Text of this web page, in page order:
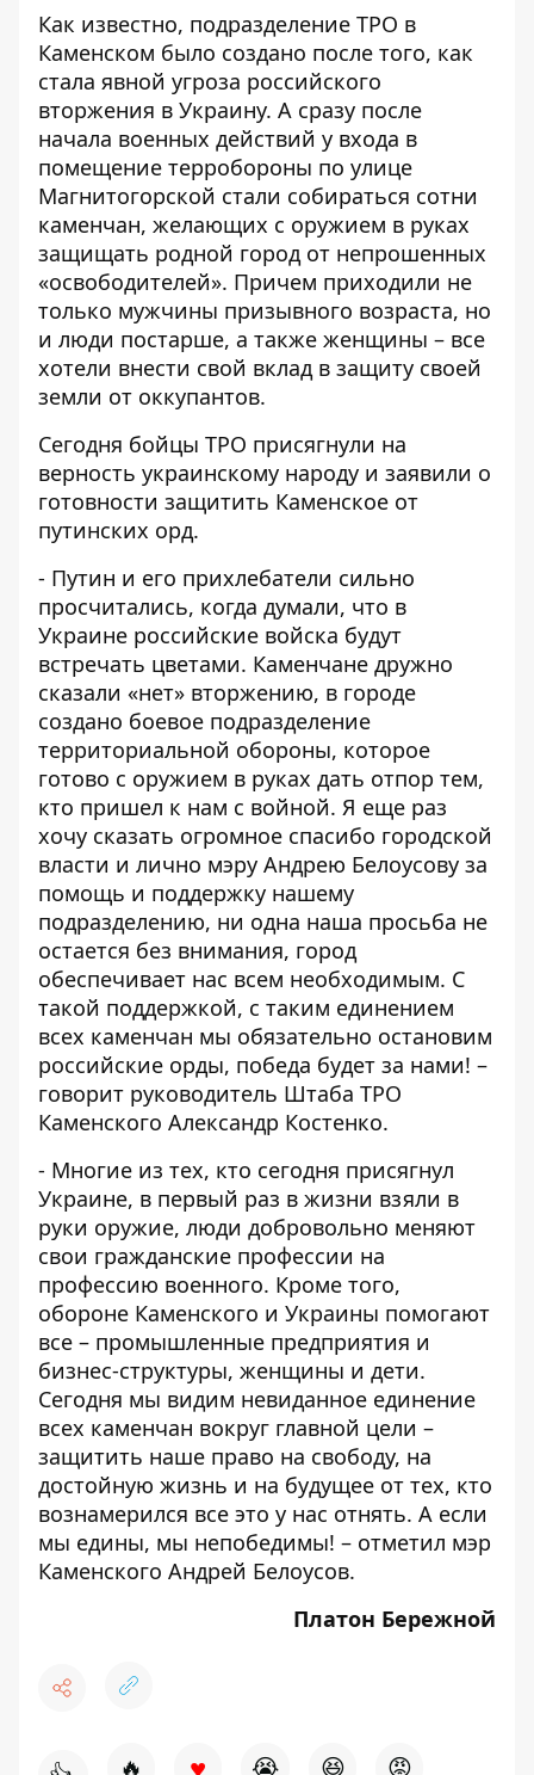
Как известно, подразделение ТРО в
Каменском было создано после того, как
стала явной угроза российского
вторжения в Украину. А сразу после
начала военных действий у входа в
помещение терробороны по улице
Магнитогорской стали собираться сотни
каменчан, желающих с оружием в руках
защищать родной город от непрошенных
«освободителей». Причем приходили не
только мужчины призывного возраста, но
и люди постарше, а также женщины – все
хотели внести свой вклад в защиту своей
земли от оккупантов.
Сегодня бойцы ТРО присягнули на
верность украинскому народу и заявили о
готовности защитить Каменское от
путинских орд.
- Путин и его прихлебатели сильно
просчитались, когда думали, что в
Украине российские войска будут
встречать цветами. Каменчане дружно
сказали «нет» вторжению, в городе
создано боевое подразделение
территориальной обороны, которое
готово с оружием в руках дать отпор тем,
кто пришел к нам с войной. Я еще раз
хочу сказать огромное спасибо городской
власти и лично мэру Андрею Белоусову за
помощь и поддержку нашему
подразделению, ни одна наша просьба не
остается без внимания, город
обеспечивает нас всем необходимым. С
такой поддержкой, с таким единением
всех каменчан мы обязательно остановим
российские орды, победа будет за нами! –
говорит руководитель Штаба ТРО
Каменского Александр Костенко.
- Многие из тех, кто сегодня присягнул
Украине, в первый раз в жизни взяли в
руки оружие, люди добровольно меняют
свои гражданские профессии на
профессию военного. Кроме того,
обороне Каменского и Украины помогают
все – промышленные предприятия и
бизнес-структуры, женщины и дети.
Сегодня мы видим невиданное единение
всех каменчан вокруг главной цели –
защитить наше право на свободу, на
достойную жизнь и на будущее от тех, кто
вознамерился все это у нас отнять. А если
мы едины, мы непобедимы! – отметил мэр
Каменского Андрей Белоусов.
Платон Бережной
🔥 😭 😆 😡